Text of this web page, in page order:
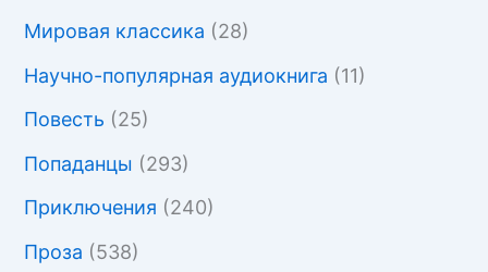
Мировая классика (28)
Научно-популярная аудиокнига (11)
Повесть (25)
Попаданцы (293)
Приключения (240)
Проза (538)